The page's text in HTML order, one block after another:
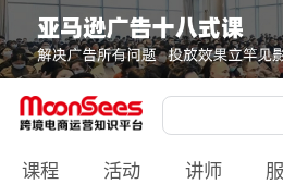
课程 活动 讲师